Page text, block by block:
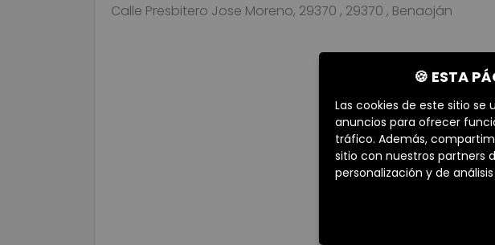
Calle Presbitero Jose Moreno, 29370 , 29370 , Benaoján
🍪 ESTA
Las cookies de este sitio se
anuncios para ofrecer
tráfico. Además,
sitio con nuestros partners
personalización y de